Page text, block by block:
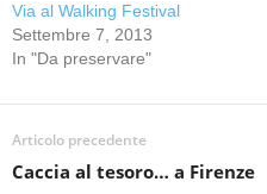
Via al Walking Festival
Settembre 7, 2013
In "Da preservare"
Articolo precedente
Caccia al tesoro… a Firenze